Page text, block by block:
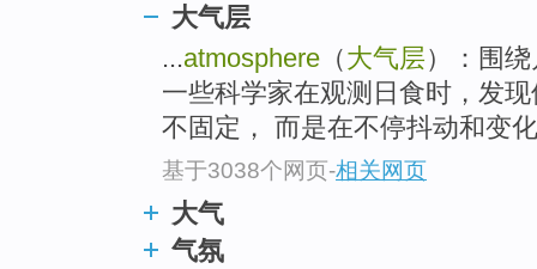
大气层
...atmosphere （大气层）：围
一些科学家在观测日食时，发
不固定， 而是在不停抖动和变
基于3038个网页-相关网页
大气
气氛